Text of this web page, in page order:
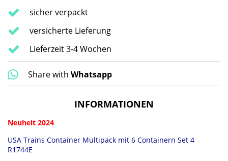
sicher verpackt
versicherte Lieferung
Lieferzeit 3-4 Wochen
Share with Whatsapp
INFORMATIONEN
Neuheit 2024
USA Trains Container Multipack mit 6 Containern Set 4
R1744E